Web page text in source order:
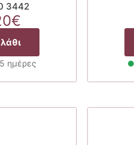
3442
€
τρέχουσα
τιμή
είναι:
71.20€.
ημέρες